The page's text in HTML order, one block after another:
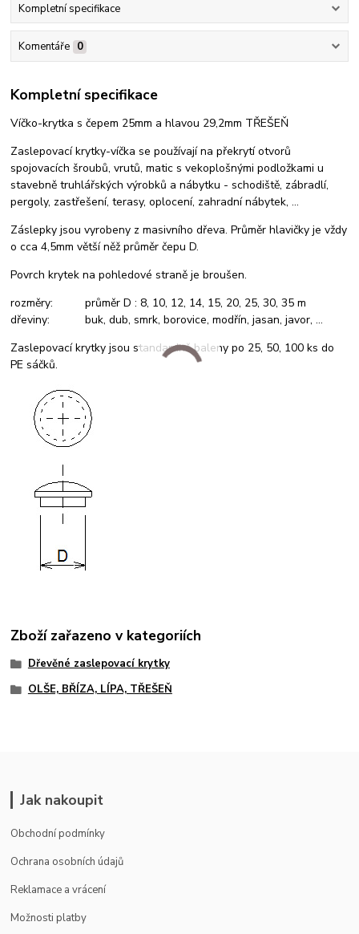
Kompletní specifikace
Komentáře 0
Kompletní specifikace
Víčko-krytka s čepem 25mm a hlavou 29,2mm TŘEŠEŇ
Zaslepovací krytky-víčka se používají na překrytí otvorů
spojovacích šroubů, vrutů, matic s vekoplošnými podložkami u
stavebně truhlářských výrobků a nábytku - schodiště, zábradlí,
pergoly, zastřešení, terasy, oplocení, zahradní nábytek, ...
Záslepky jsou vyrobeny z masivního dřeva. Průměr hlavičky je vždy
o cca 4,5mm větší něž průměr čepu D.
Povrch krytek na pohledové straně je broušen.
rozměry: průměr D : 8, 10, 12, 14, 15, 20, 25, 30, 35 m
dřeviny: buk, dub, smrk, borovice, modřín, jasan, javor, ...
Zaslepovací krytky jsou standardně baleny po 25, 50, 100 ks do
PE sáčků.
Zboží zařazeno v kategoriích
Dřevěné zaslepovací krytky
OLŠE, BŘÍZA, LÍPA, TŘEŠEŇ
Jak nakoupit
Obchodní podmínky
Ochrana osobních údajů
Reklamace a vrácení
Možnosti platby